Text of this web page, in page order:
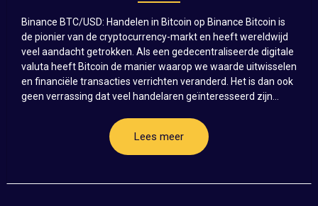
Binance BTC/USD: Handelen in Bitcoin op Binance Bitcoin is
de pionier van de cryptocurrency-markt en heeft wereldwijd
veel aandacht getrokken. Als een gedecentraliseerde digitale
valuta heeft Bitcoin de manier waarop we waarde uitwisselen
en financiële transacties verrichten veranderd. Het is dan ook
geen verrassing dat veel handelaren geïnteresseerd zijn...
Lees meer